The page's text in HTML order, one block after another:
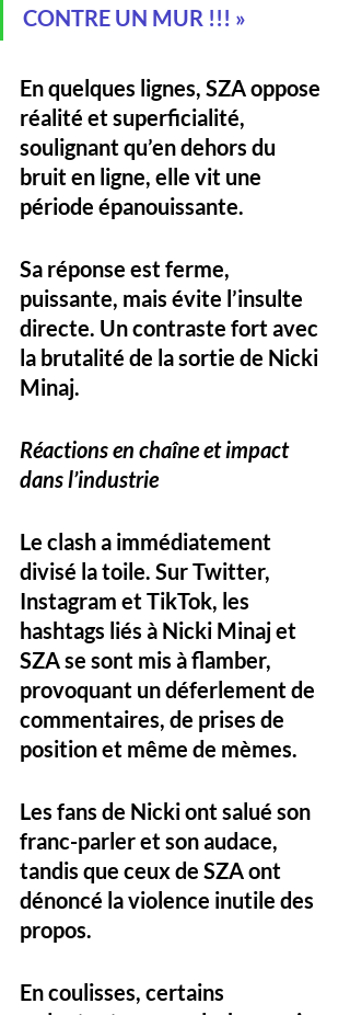
CONTRE UN MUR !!! »
En quelques lignes, SZA oppose
réalité et superficialité,
soulignant qu’en dehors du
bruit en ligne, elle vit une
période épanouissante.
Sa réponse est ferme,
puissante, mais évite l’insulte
directe. Un contraste fort avec
la brutalité de la sortie de Nicki
Minaj.
Réactions en chaîne et impact
dans l’industrie
Le clash a immédiatement
divisé la toile. Sur Twitter,
Instagram et TikTok, les
hashtags liés à Nicki Minaj et
SZA se sont mis à flamber,
provoquant un déferlement de
commentaires, de prises de
position et même de mèmes.
Les fans de Nicki ont salué son
franc-parler et son audace,
tandis que ceux de SZA ont
dénoncé la violence inutile des
propos.
En coulisses, certains